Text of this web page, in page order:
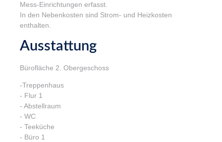
Mess-Einrichtungen erfasst.
In den Nebenkosten sind Strom- und Heizkosten
enthalten.
Ausstattung
Bürofläche 2. Obergeschoss
-Treppenhaus
- Flur 1
- Abstellraum
- WC
- Teeküche
- Büro 1